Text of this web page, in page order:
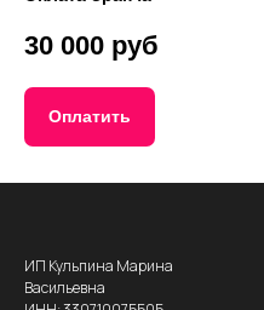
30 000 руб
Оплатить
ИП Кульпина Марина
Васильевна